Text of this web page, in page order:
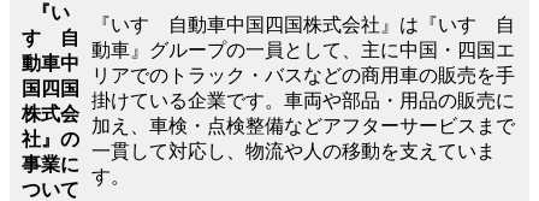
『い
すゞ自
動車中
国四国
株式会
社』の
事業に
ついて
『いすゞ自動車中国四国株式会社』は『いすゞ自
動車』グループの一員として、主に中国・四国エ
リアでのトラック・バスなどの商用車の販売を手
掛けている企業です。車両や部品・用品の販売に
加え、車検・点検整備などアフターサービスまで
一貫して対応し、物流や人の移動を支えていま
す。